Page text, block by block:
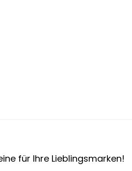
für Ihre Lieblingsmarken!